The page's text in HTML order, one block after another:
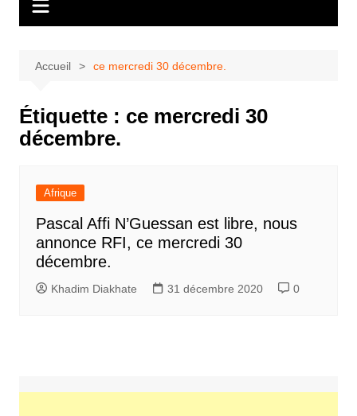
Accueil ce mercredi 30 décembre.
Étiquette : ce mercredi 30
décembre.
Afrique
Pascal Affi N’Guessan est libre, nous
annonce RFI, ce mercredi 30
décembre.
Khadim Diakhate 31 décembre 2020 0